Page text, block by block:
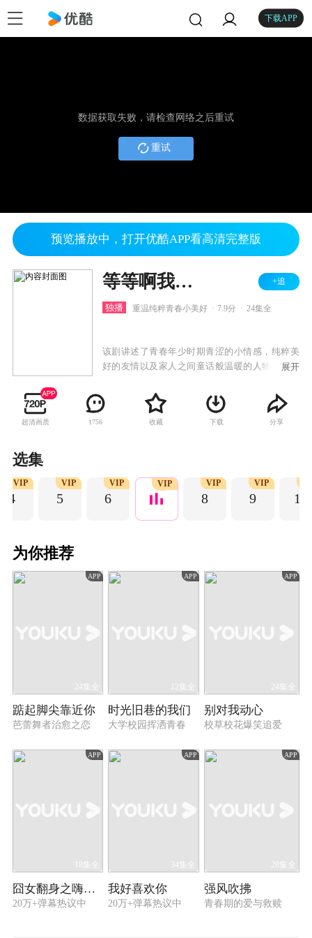
下载APP
数据获取失败，请检查网络之后重试
重试
预览播放中，打开优酷APP看高清完整版
等等啊我的青春 +追
独播 重温纯粹青春小美好 7.9分 24集全
该剧讲述了青春年少时期青涩的小情感，纯粹美
好的友情以及家人之间童话般温暖的人物关系，
棘，在不断追梦的过程中经历成长，收获爱情、
友情的治愈故事。
展开
超清画质 1756 收藏 下载 分享
选集
4
VIP
5
VIP
6
VIP VIP
8
VIP
9
VIP
10
为你推荐
APP
24集全
踮起脚尖靠近你
芭蕾舞者治愈之恋
APP
12集全
时光旧巷的我们
大学校园挥洒青春
APP
24集全
别对我动心
校草校花爆笑追爱
APP
18集全
囧女翻身之嗨如花 第一季
20万+弹幕热议中
APP
34集全
我好喜欢你
20万+弹幕热议中
APP
28集全
强风吹拂
青春期的爱与救赎